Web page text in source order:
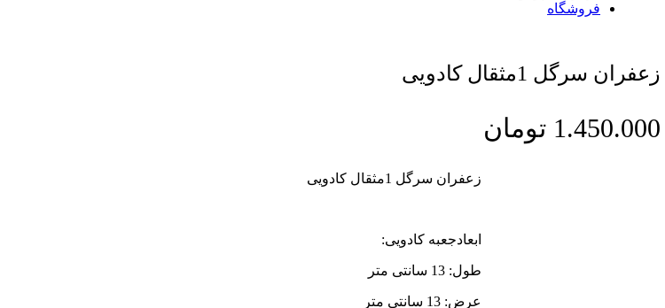
فروشگاه
زعفران سرگل 1مثقال کادویی
1.450.000 تومان
زعفران سرگل 1مثقال کادویی
ابعادجعبه کادویی:
طول: 13 سانتی متر
عرض: 13 سانتی متر